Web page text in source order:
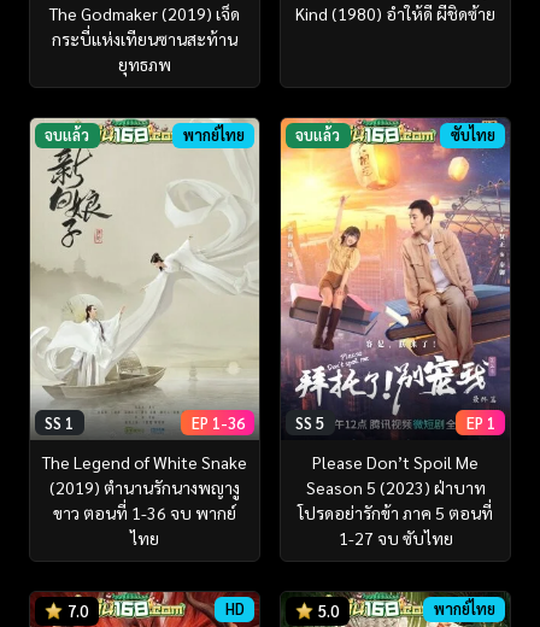
The Godmaker (2019) เจ็ด
กระบี่แห่งเทียนซานสะท้าน
ยุทธภพ
Kind (1980) อำให้ดี ผีชิดซ้าย
จบแล้ว พากย์ไทย
SS 1 EP 1-36
The Legend of White Snake
(2019) ตำนานรักนางพญางู
ขาว ตอนที่ 1-36 จบ พากย์
ไทย
จบแล้ว ซับไทย
SS 5 EP 1
Please Don’t Spoil Me
Season 5 (2023) ฝ่าบาท
โปรดอย่ารักข้า ภาค 5 ตอนที่
1-27 จบ ซับไทย
7.0 HD 5.0 พากย์ไทย